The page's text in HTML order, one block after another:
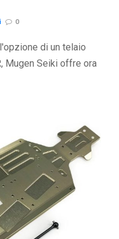
0
di un telaio
Mugen Seiki offre ora